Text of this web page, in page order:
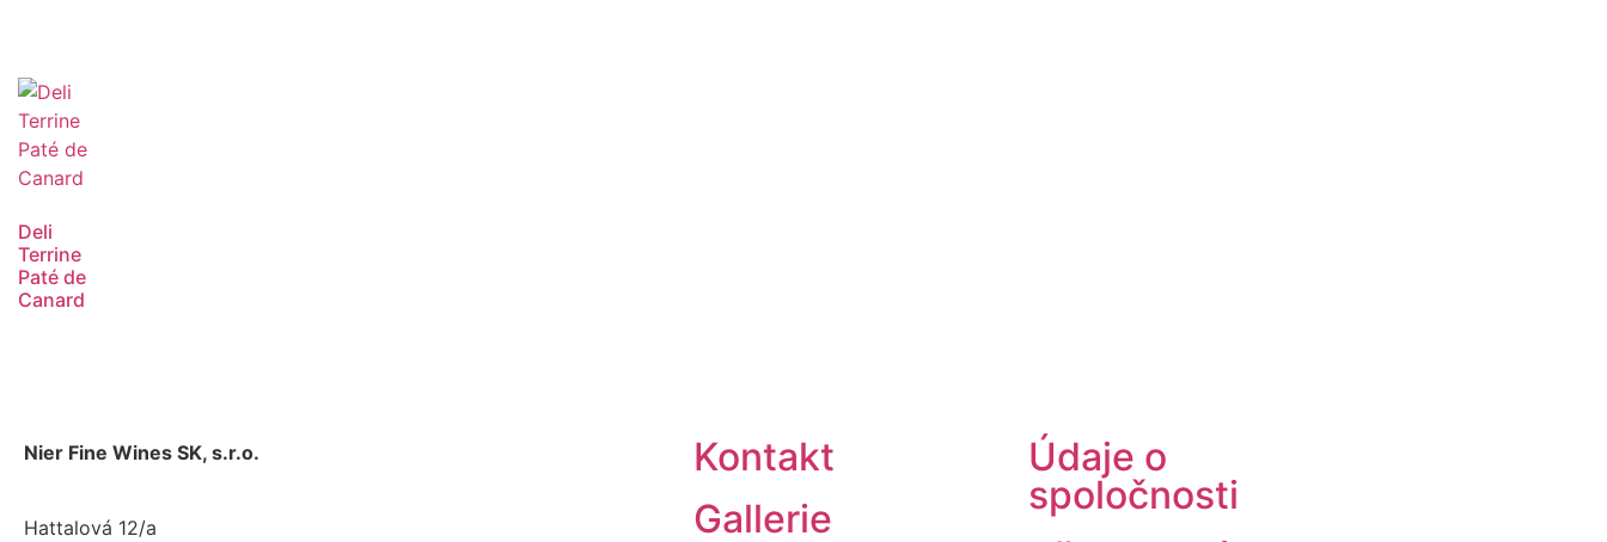
Deli
Terrine
Paté de
Canard
Nier Fine Wines SK, s.r.o.
Hattalová 12/a
Kontakt
Gallerie
Údaje o
spoločnosti